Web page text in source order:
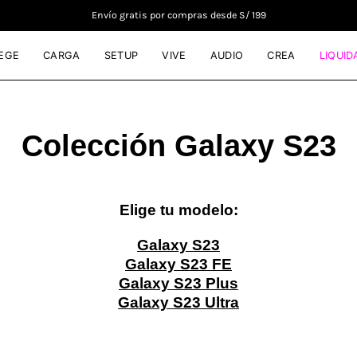
Envío gratis por compras desde S/ 199
CARGA SETUP VIVE AUDIO CREA
Colección Galaxy S23
Elige tu modelo:
Galaxy S23
Galaxy S23 FE
Galaxy S23 Plus
Galaxy S23 Ultra